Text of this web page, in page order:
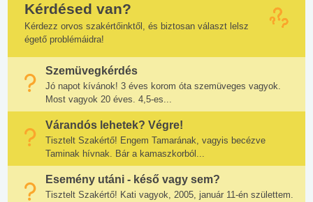
Kérdésed van?
Kérdezz orvos szakértőinktől, és biztosan választ lelsz
égető problémáidra!
Szemüvegkérdés
Jó napot kívánok! 3 éves korom óta szemüveges vagyok.
Most vagyok 20 éves. 4,5-es...
Várandós lehetek? Végre!
Tisztelt Szakértő! Engem Tamarának, vagyis becézve
Taminak hívnak. Bár a kamaszkorból...
Esemény utáni - késő vagy sem?
Tisztelt Szakértő! Kati vagyok, 2005, január 11-én születtem.